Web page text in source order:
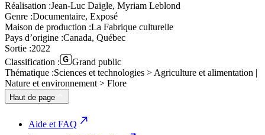
Réalisation :Jean-Luc Daigle, Myriam Leblond
Genre :Documentaire, Exposé
Maison de production :La Fabrique culturelle
Pays d’origine :Canada, Québec
Sortie :2022
Classification :
Grand public
Thématique :Sciences et technologies > Agriculture et alimentation |
Nature et environnement > Flore
Haut de page
Aide et FAQ